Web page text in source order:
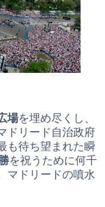
場を埋め尽くし、
ドリード自治政府
も待ち望まれた瞬
を祝うために何千
マドリードの噴水